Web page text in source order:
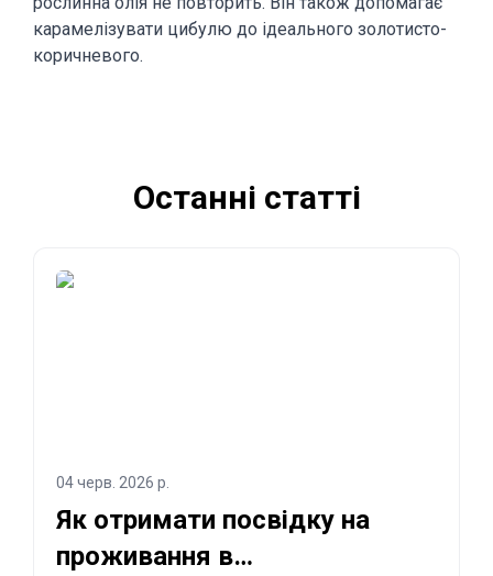
карамелізувати цибулю до ідеального золотисто-
коричневого.
Останні статті
04 черв. 2026 р.
Як отримати посвідку на
проживання в